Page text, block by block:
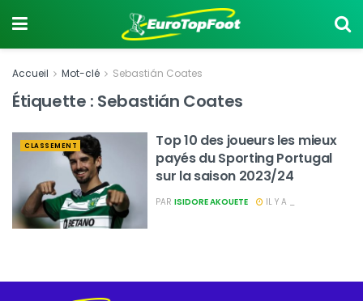
Accueil Mot-clé Sebastián Coates
Étiquette : Sebastián Coates
CLASSEMENT
Top 10 des joueurs les mieux
payés du Sporting Portugal
sur la saison 2023/24
PAR ISIDORE AKOUETE IL Y A _